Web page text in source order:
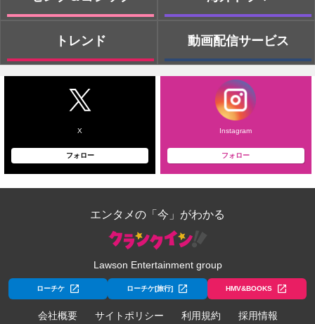
トレンド 動画配信サービス
X
フォロー
Instagram
フォロー
エンタメの「今」がわかる
Lawson Entertainment group
ローチケ ローチケ[旅行] HMV&BOOKS
会社概要 サイトポリシー 利用規約 採用情報